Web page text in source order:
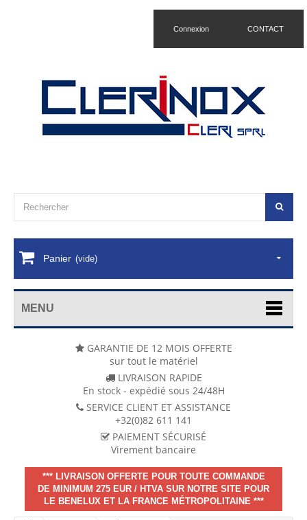
CONTACT
Connexion
Panier (vide)
MENU
GARANTIE DE 12 MOIS OFFERTE
sur tout le matériel
LIVRAISON RAPIDE
En stock - expédié sous 24/48H
SERVICE CLIENT ET ASSISTANCE
+32(0)82 611 141
PAIEMENT SÉCURISÉ
Virement bancaire
*** LIVRAISON OFFERTE POUR TOUTE COMMANDE
DE MINIMUM 275 EUR / HTVA SUR NOTRE SITE POUR
LE BENELUX ET LA FRANCE MÉTROPOLITAINE ***